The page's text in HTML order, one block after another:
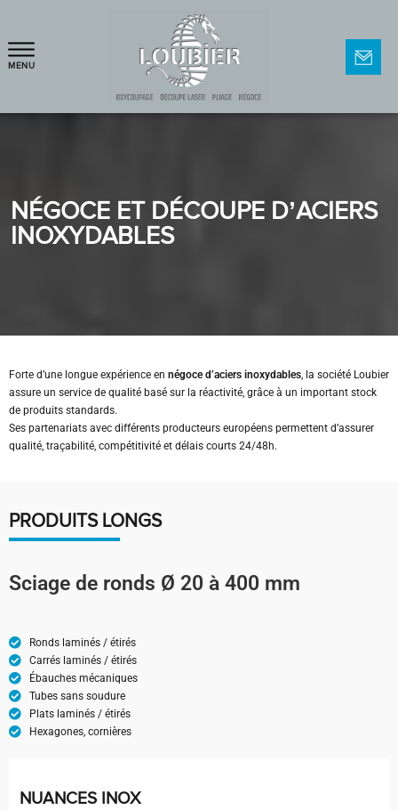
MENU
NÉGOCE ET DÉCOUPE D’ACIERS
INOXYDABLES
Forte d’une longue expérience en négoce d’aciers inoxydables, la société Loubier
assure un service de qualité basé sur la réactivité, grâce à un important stock
de produits standards.
Ses partenariats avec différents producteurs européens permettent d’assurer
qualité, traçabilité, compétitivité et délais courts 24/48h.
PRODUITS LONGS
Sciage de ronds Ø 20 à 400 mm
Ronds laminés / étirés
Carrés laminés / étirés
Ébauches mécaniques
Tubes sans soudure
Plats laminés / étirés
Hexagones, cornières
NUANCES INOX